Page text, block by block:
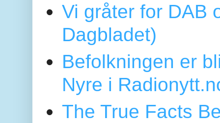
Vi gråter for DAB
Dagbladet)
Befolkningen er
Nyre i
The True Facts